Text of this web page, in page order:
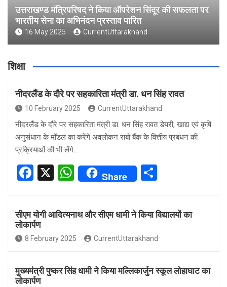
उत्तराखण्ड मंत्रिपरिषद ने किया ऑपरेशन सिंदूर की सफलता पर
भारतीय सेना का अभिनंदन प्रस्ताव पारित
16 May 2025 CurrentUttarakhand
शिक्षा
नीदरलैंड के दौरे पर सहकारिता मंत्री डा. धन सिंह रावत
10 February 2025 CurrentUttarakhand
नीदरलैंड के दौरे पर सहकारिता मंत्री डा. धन सिंह रावत डेयरी, खाद्य एवं कृषि
अनुसंधान के मॉडल का करेंगे अवलोकन राबो बैंक के वित्तीय प्रबंधन की
प्रक्रियाओं की भी लेंगे…
F
ce
b
o
o
k
X
W
s
A
p
p
Share
ar
e
सीएम योगी आदित्यनाथ और सीएम धामी ने किया विद्यालयों का
लोकार्पण
8 February 2025 CurrentUttarakhand
मुख्यमंत्री पुष्कर सिंह धामी ने किया मल्लिकार्जुन स्कूल लोहाघाट का
लोकार्पण